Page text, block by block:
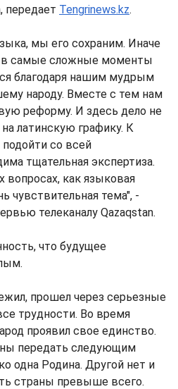
передает Tengrinews.kz.
мы его сохраним. Иначе
самые сложные моменты
благодаря нашим мудрым
народу. Вместе с тем нам
реформу. И здесь дело не
латинскую графику. К
со всей
тщательная экспертиза.
вопросах, как языковая
чувствительная тема", -
телеканалу Qazaqstan.
что будущее
прошел через серьезные
трудности. Во время
проявил свое единство.
передать следующим
одна Родина. Другой нет и
страны превыше всего.